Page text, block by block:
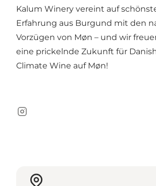
Kalum Winery vereint auf
Erfahrung aus Burgund mit den
Vorzügen von Møn – und wir
eine prickelnde Zukunft für Danish
Climate Wine auf Møn!
Instagram